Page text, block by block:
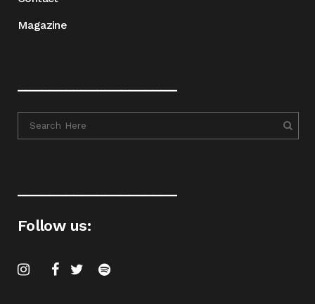
Magazine
Follow us: